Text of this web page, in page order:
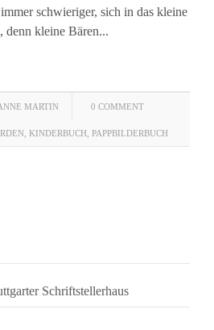
schwieriger, sich in das kleine
denn kleine Bären...
MARTIN 0 COMMENT
KINDERBUCH PAPPBILDERBUCH
Schriftstellerhaus